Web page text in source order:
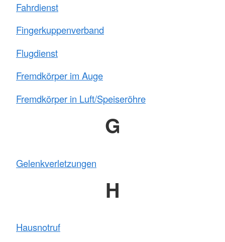
Fahrdienst
Fingerkuppenverband
Flugdienst
Fremdkörper im Auge
Fremdkörper in Luft/Speiseröhre
G
Gelenkverletzungen
H
Hausnotruf